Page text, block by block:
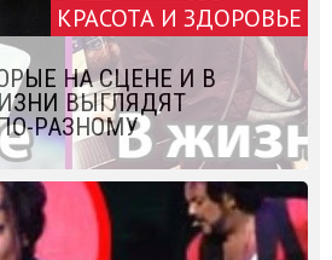
КРАСОТА И ЗДОРОВЬЕ
НА СЦЕНЕ И В
ВЫГЛЯДЯТ
РАЗНОМУ